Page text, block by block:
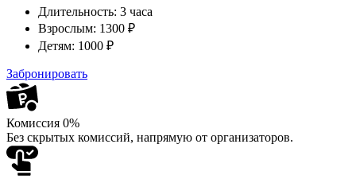
Длительность: 3 часа
Взрослым: 1300 ₽
Детям: 1000 ₽
Забронировать
Комиссия 0%
Без скрытых комиссий, напрямую от организаторов.